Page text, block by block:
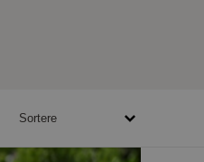
Sortere